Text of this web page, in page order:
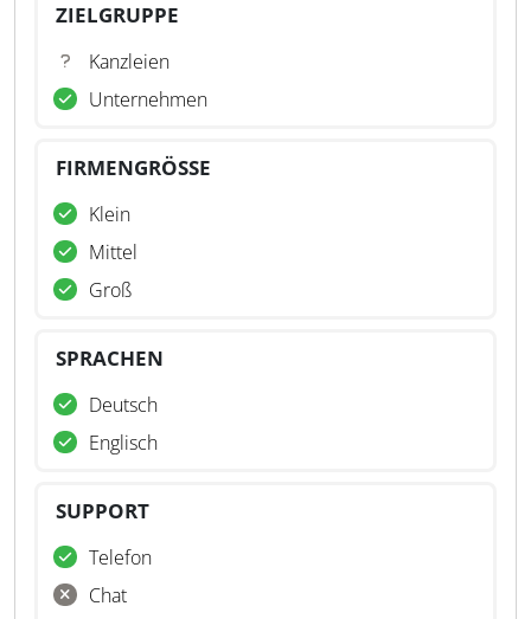
ZIELGRUPPE
Kanzleien
Unternehmen
FIRMENGRÖSSE
Klein
Mittel
Groß
SPRACHEN
Deutsch
Englisch
SUPPORT
Telefon
Chat